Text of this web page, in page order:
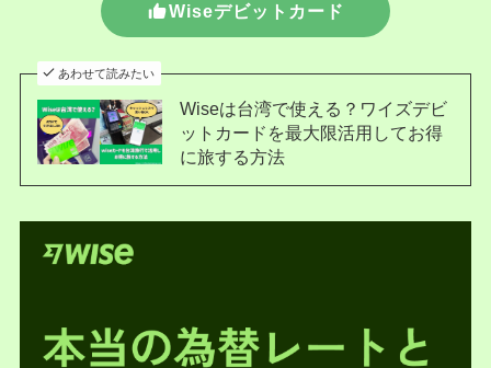
Wiseデビットカード
あわせて読みたい
Wiseは台湾で使える？ワイズデビ
ットカードを最大限活用してお得
に旅する方法